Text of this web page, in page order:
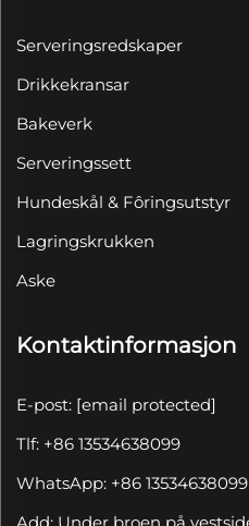
Serveringsredskaper
Drikkekransar
Bakeverk
Serveringssett
Hundeskål & Fôringsutstyr
Lagringskrukken
Aske
Kontaktinformasjon
E-post: [email protected]
Tlf: +86 13534638099
WhatsApp: +86 13534638099